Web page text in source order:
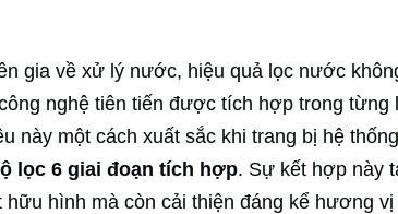
gia về xử lý nước, hiệu quả lọc nước
nghệ tiên tiến được tích hợp trong từng
này một cách xuất sắc khi trang bị hệ thống
lọc 6 giai đoạn tích hợp. Sự kết hợp này
hữu hình mà còn cải thiện đáng kể hương